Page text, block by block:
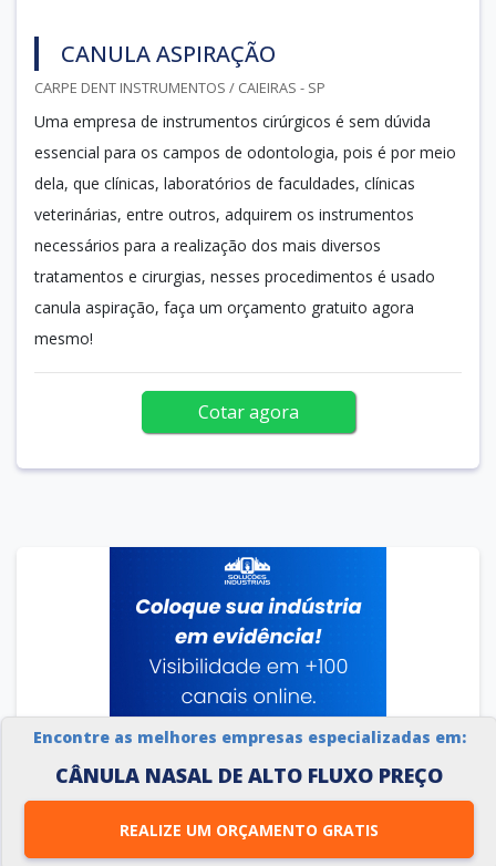
Encontre as melhores empresas especializadas em:
CÂNULA NASAL DE ALTO FLUXO PREÇO
REALIZE UM ORÇAMENTO GRATIS
CANULA ASPIRAÇÃO
CARPE DENT INSTRUMENTOS / CAIEIRAS - SP
Uma empresa de instrumentos cirúrgicos é sem dúvida
essencial para os campos de odontologia, pois é por meio
dela, que clínicas, laboratórios de faculdades, clínicas
veterinárias, entre outros, adquirem os instrumentos
necessários para a realização dos mais diversos
tratamentos e cirurgias, nesses procedimentos é usado
canula aspiração, faça um orçamento gratuito agora
mesmo!
Cotar agora